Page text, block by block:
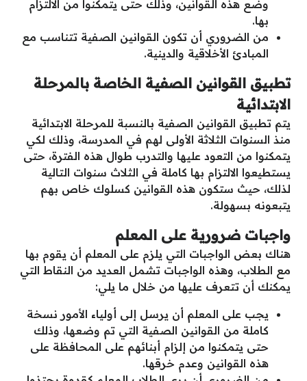
وضع هذه القوانين، وذلك حتى يتمكنوا من الالتزام
بها.
من الضروري أن تكون القوانين الصفية تتناسب مع
المبادئ الأخلاقية والدينية.
تطبيق القوانين الصفية الخاصة بالمرحلة
الابتدائية
يتم تطبيق القوانين الصفية بالنسبة للمرحلة الابتدائية
منذ السنوات الثلاثة الأولى لهم في المدرسة، وذلك لكي
يتمكنوا من التعود عليها والتدرب طوال هذه الفترة، حتى
يستطيعوا الالتزام بها كاملة في الثلاث سنوات التالية
لذلك، حيث ستكون هذه القوانين كسلوك خاص بهم
يتبعونه بسهولة.
واجبات ضرورية على المعلم
هناك بعض الواجبات التي يلزم على المعلم أن يقوم بها
مع الطلاب، وهذه الواجبات تشمل العديد من النقاط التي
يمكنك أن تتعرف عليها من خلال ما يلي:
يجب على المعلم أن يرسل إلى أولياء الأمور نسخة
كاملة من القوانين الصفية التي تم وضعها، وذلك
حتى يتمكنوا من إلزام أبنائهم على المحافظة على
هذه القوانين وعدم خرقها.